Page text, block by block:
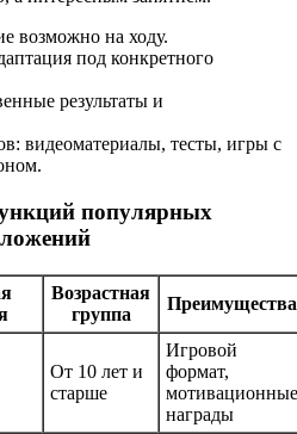
возможно на ходу.
под конкретного
результаты и
видеоматериалы, тесты, игры с
популярных
Возрастная
группа
Преимущества
От 10 лет и
старше
Игровой
формат,
мотивационные
награды